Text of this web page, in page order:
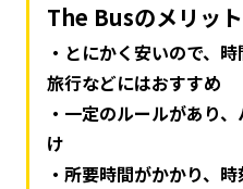
The Busのメリッ
・とにかく安いので、
旅行などにはおすすめ
・一定のルールがあり
け
・所要時間がかかり、